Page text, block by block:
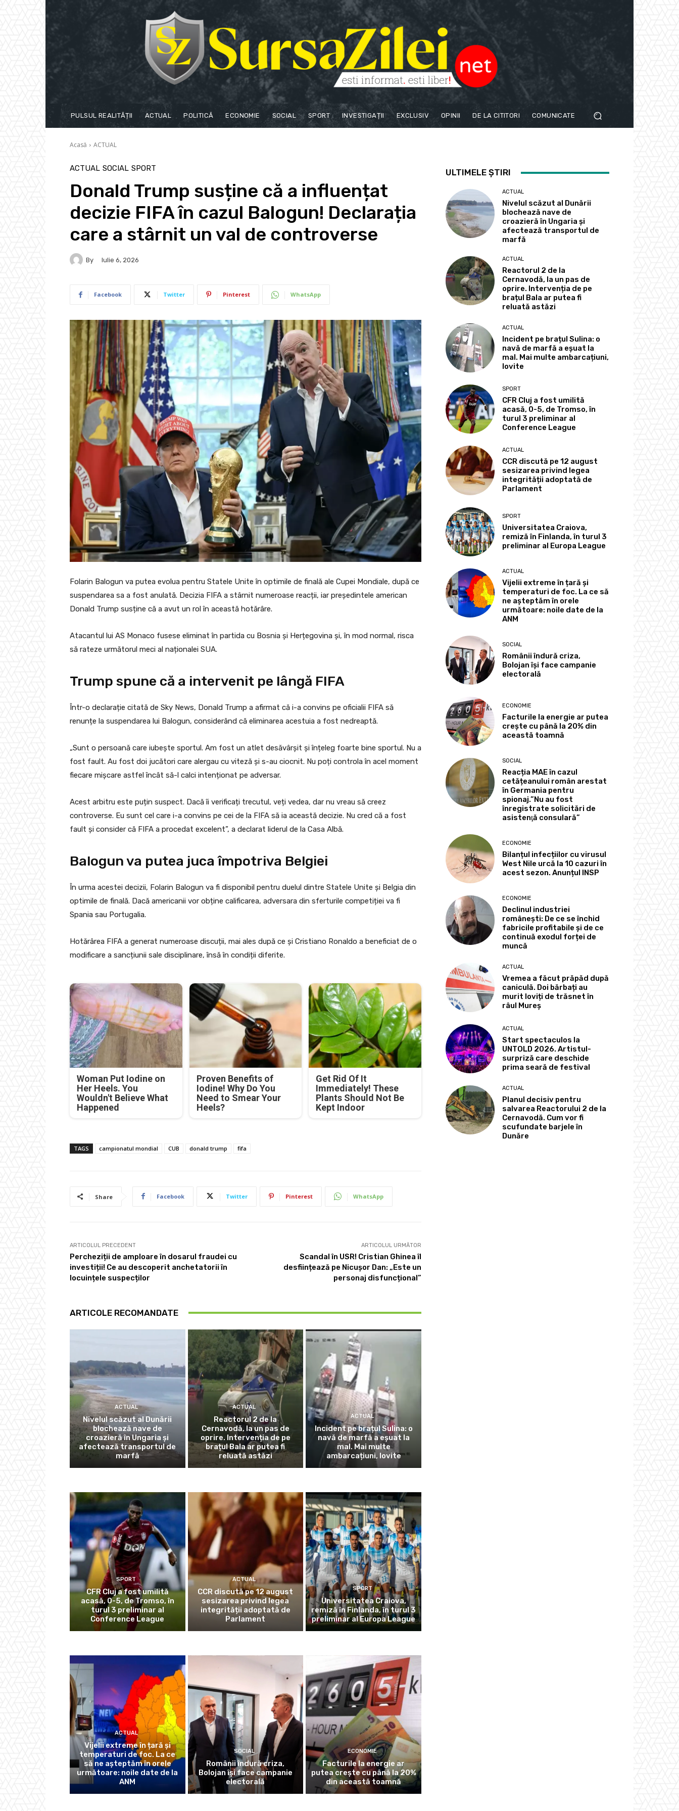
PULSUL REALITĂȚII ACTUAL POLITICĂ ECONOMIE SOCIAL SPORT INVESTIGAȚII EXCLUSIV OPINII DE LA CITITORI COMUNICATE
Acasă ACTUAL
ACTUAL SOCIAL SPORT
Donald Trump susține că a influențat
decizie FIFA în cazul Balogun! Declarația
care a stârnit un val de controverse
By Iulie 6, 2026
Facebook Twitter Pinterest WhatsApp
Folarin Balogun va putea evolua pentru Statele Unite în optimile de finală ale Cupei Mondiale, după ce
suspendarea sa a fost anulată. Decizia FIFA a stârnit numeroase reacții, iar președintele american
Donald Trump susține că a avut un rol în această hotărâre.
Atacantul lui AS Monaco fusese eliminat în partida cu Bosnia și Herțegovina și, în mod normal, risca
să rateze următorul meci al naționalei SUA.
Trump spune că a intervenit pe lângă FIFA
Într-o declarație citată de Sky News, Donald Trump a afirmat că i-a convins pe oficialii FIFA să
renunțe la suspendarea lui Balogun, considerând că eliminarea acestuia a fost nedreaptă.
„Sunt o persoană care iubește sportul. Am fost un atlet desăvârșit și înțeleg foarte bine sportul. Nu a
fost fault. Au fost doi jucători care alergau cu viteză și s-au ciocnit. Nu poți controla în acel moment
fiecare mișcare astfel încât să-l calci intenționat pe adversar.
Acest arbitru este puțin suspect. Dacă îi verificați trecutul, veți vedea, dar nu vreau să creez
controverse. Eu sunt cel care i-a convins pe cei de la FIFA să ia această decizie. Nu cred că a fost
fault și consider că FIFA a procedat excelent”, a declarat liderul de la Casa Albă.
Balogun va putea juca împotriva Belgiei
În urma acestei decizii, Folarin Balogun va fi disponibil pentru duelul dintre Statele Unite și Belgia din
optimile de finală. Dacă americanii vor obține calificarea, adversara din sferturile competiției va fi
Spania sau Portugalia.
Hotărârea FIFA a generat numeroase discuții, mai ales după ce și Cristiano Ronaldo a beneficiat de o
modificare a sancțiunii sale disciplinare, însă în condiții diferite.
Woman Put Iodine on
Her Heels. You
Wouldn't Believe What
Happened
Proven Benefits of
Iodine! Why Do You
Need to Smear Your
Heels?
Get Rid Of It
Immediately! These
Plants Should Not Be
Kept Indoor
TAGS campionatul mondial CUB donald trump fifa
Share Facebook Twitter Pinterest WhatsApp
ARTICOLUL PRECEDENT
Percheziții de amploare în dosarul fraudei cu
investiții! Ce au descoperit anchetatorii în
locuințele suspecților
ARTICOLUL URMĂTOR
Scandal în USR! Cristian Ghinea îl
desființează pe Nicușor Dan: „Este un
personaj disfuncțional”
ARTICOLE RECOMANDATE
ACTUAL
Nivelul scăzut al Dunării
blochează nave de
croazieră în Ungaria și
afectează transportul de
marfă
ACTUAL
Reactorul 2 de la
Cernavodă, la un pas de
oprire. Intervenția de pe
brațul Bala ar putea fi
reluată astăzi
ACTUAL
Incident pe brațul Sulina: o
navă de marfă a eșuat la
mal. Mai multe
ambarcațiuni, lovite
SPORT
CFR Cluj a fost umilită
acasă, 0-5, de Tromso, în
turul 3 preliminar al
Conference League
ACTUAL
CCR discută pe 12 august
sesizarea privind legea
integrității adoptată de
Parlament
SPORT
Universitatea Craiova,
remiză în Finlanda, în turul 3
preliminar al Europa League
ACTUAL
Vijelii extreme în țară și
temperaturi de foc. La ce
să ne așteptăm în orele
următoare: noile date de la
ANM
SOCIAL
Românii îndură criza,
Bolojan își face campanie
electorală
ECONOMIE
Facturile la energie ar
putea crește cu până la 20%
din această toamnă
ULTIMELE ȘTIRI
ACTUAL
Nivelul scăzut al Dunării
blochează nave de
croazieră în Ungaria și
afectează transportul de
marfă
ACTUAL
Reactorul 2 de la
Cernavodă, la un pas de
oprire. Intervenția de pe
brațul Bala ar putea fi
reluată astăzi
ACTUAL
Incident pe brațul Sulina: o
navă de marfă a eșuat la
mal. Mai multe ambarcațiuni,
lovite
SPORT
CFR Cluj a fost umilită
acasă, 0-5, de Tromso, în
turul 3 preliminar al
Conference League
ACTUAL
CCR discută pe 12 august
sesizarea privind legea
integrității adoptată de
Parlament
SPORT
Universitatea Craiova,
remiză în Finlanda, în turul 3
preliminar al Europa League
ACTUAL
Vijelii extreme în țară și
temperaturi de foc. La ce să
ne așteptăm în orele
următoare: noile date de la
ANM
SOCIAL
Românii îndură criza,
Bolojan își face campanie
electorală
ECONOMIE
Facturile la energie ar putea
crește cu până la 20% din
această toamnă
SOCIAL
Reacția MAE în cazul
cetățeanului român arestat
în Germania pentru
spionaj.”Nu au fost
înregistrate solicitări de
asistenţă consulară”
ECONOMIE
Bilanțul infecțiilor cu virusul
West Nile urcă la 10 cazuri în
acest sezon. Anunțul INSP
ECONOMIE
Declinul industriei
românești: De ce se închid
fabricile profitabile și de ce
continuă exodul forței de
muncă
ACTUAL
Vremea a făcut prăpăd după
caniculă. Doi bărbați au
murit loviți de trăsnet în
râul Mureș
ACTUAL
Start spectaculos la
UNTOLD 2026. Artistul-
surpriză care deschide
prima seară de festival
ACTUAL
Planul decisiv pentru
salvarea Reactorului 2 de la
Cernavodă. Cum vor fi
scufundate barjele în
Dunăre